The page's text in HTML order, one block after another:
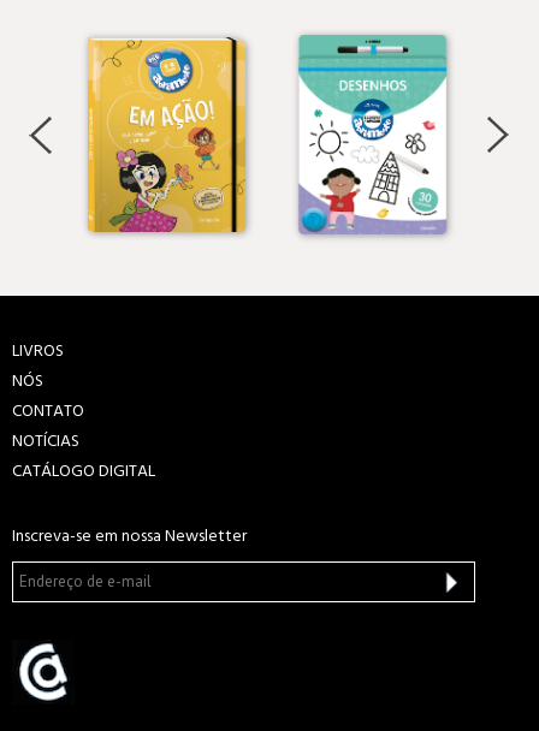
LIVROS
NÓS
CONTATO
NOTÍCIAS
CATÁLOGO DIGITAL
Inscreva-se em nossa Newsletter